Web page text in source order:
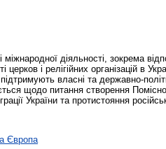
діяльності, зокрема
і релігійних організацій в
підтримують власні та державно-
щодо питання створення
України та протистояння
Європа